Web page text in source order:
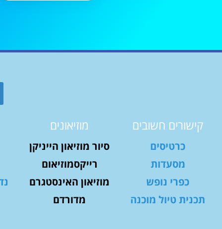
קישורים חשובים
כרטיסים
מסעדות
כפרי נופש
תכנית טיול מוכנה
מוזיאונים
סיור מוזיאון הייניקן
רייקסמוזיאום
מוזיאון האינסטגרם
מדורדם